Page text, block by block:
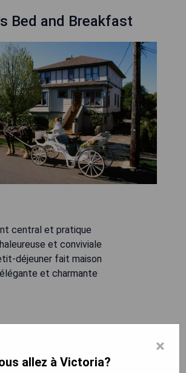
Bed and Breakfast
central et pratique
et conviviale
déjeuner fait maison
et charmante
×
allez à Victoria?